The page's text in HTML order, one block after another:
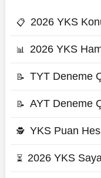
📋 2026 YKS
📊 2026 YKS
📝 TYT Deneme
📝 AYT Deneme
🕵 YKS Puan
⏳ 2026 YKS